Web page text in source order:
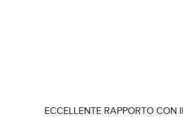
ECCELLENTE RAPPORTO CON